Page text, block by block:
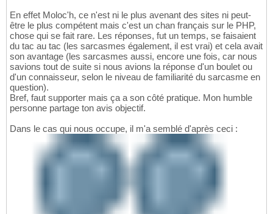
En effet Moloc'h, ce n'est ni le plus avenant des sites ni peut-
être le plus compétent mais c'est un chan français sur le PHP,
chose qui se fait rare. Les réponses, fut un temps, se faisaient
du tac au tac (les sarcasmes également, il est vrai) et cela avait
son avantage (les sarcasmes aussi, encore une fois, car nous
savions tout de suite si nous avions la réponse d'un boulet ou
d'un connaisseur, selon le niveau de familiarité du sarcasme en
question).
Bref, faut supporter mais ça a son côté pratique. Mon humble
personne partage ton avis objectif.
Dans le cas qui nous occupe, il m'a semblé d'après ceci :